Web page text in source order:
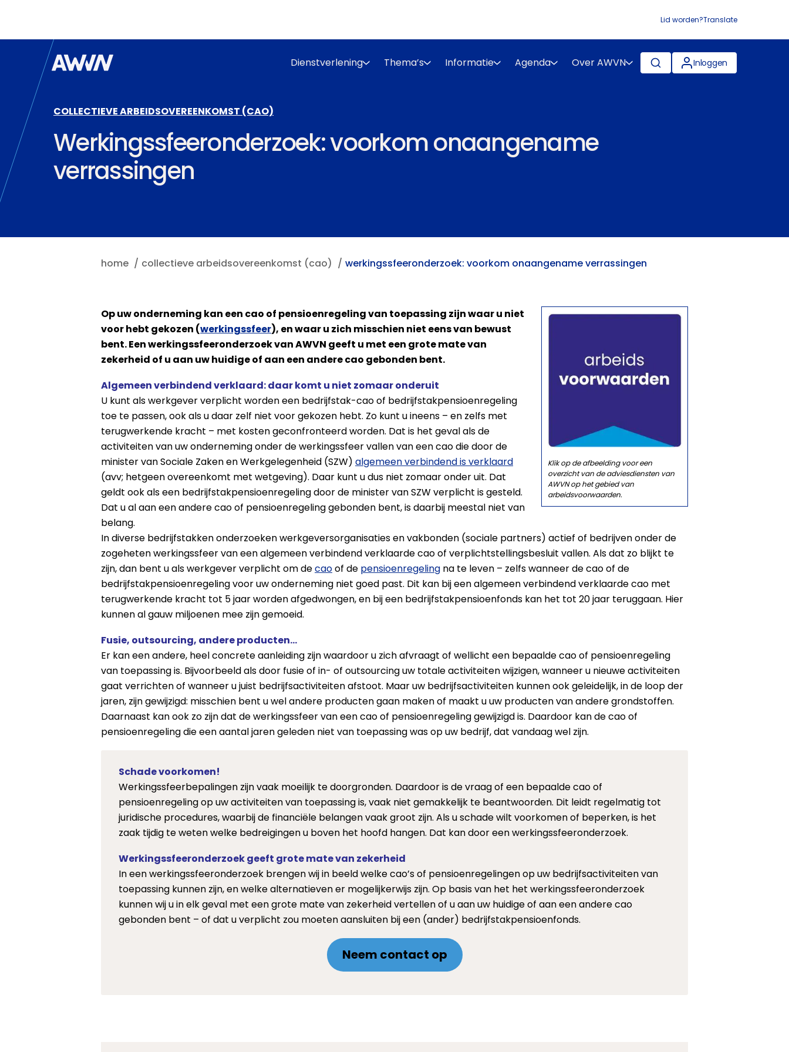
Lid worden?Translate
Dienstverlening Thema’s Informatie Agenda Over AWVN Inloggen
COLLECTIEVE ARBEIDSOVEREENKOMST (CAO)
Werkingssfeeronderzoek: voorkom onaangename
verrassingen
home collectieve arbeidsovereenkomst (cao) werkingssfeeronderzoek: voorkom onaangename verrassingen
Klik op de afbeelding voor een
overzicht van de adviesdiensten van
AWVN op het gebied van
arbeidsvoorwaarden.
Op uw onderneming kan een cao of pensioenregeling van toepassing zijn waar u niet
voor hebt gekozen (werkingssfeer), en waar u zich misschien niet eens van bewust
bent. Een werkingssfeeronderzoek van AWVN geeft u met een grote mate van
zekerheid of u aan uw huidige of aan een andere cao gebonden bent.
Algemeen verbindend verklaard: daar komt u niet zomaar onderuit
U kunt als werkgever verplicht worden een bedrijfstak-cao of bedrijfstakpensioenregeling
toe te passen, ook als u daar zelf niet voor gekozen hebt. Zo kunt u ineens – en zelfs met
terugwerkende kracht – met kosten geconfronteerd worden. Dat is het geval als de
activiteiten van uw onderneming onder de werkingssfeer vallen van een cao die door de
minister van Sociale Zaken en Werkgelegenheid (SZW) algemeen verbindend is verklaard
(avv; hetgeen overeenkomt met wetgeving). Daar kunt u dus niet zomaar onder uit. Dat
geldt ook als een bedrijfstakpensioenregeling door de minister van SZW verplicht is gesteld.
Dat u al aan een andere cao of pensioenregeling gebonden bent, is daarbij meestal niet van
belang.
In diverse bedrijfstakken onderzoeken werkgeversorganisaties en vakbonden (sociale partners) actief of bedrijven onder de
zogeheten werkingssfeer van een algemeen verbindend verklaarde cao of verplichtstellingsbesluit vallen. Als dat zo blijkt te
zijn, dan bent u als werkgever verplicht om decaoof de pensioenregeling na te leven – zelfs wanneer de cao of de
bedrijfstakpensioenregeling voor uw onderneming niet goed past. Dit kan bij een algemeen verbindend verklaarde cao met
terugwerkende kracht tot 5 jaar worden afgedwongen, en bij een bedrijfstakpensioenfonds kan het tot 20 jaar teruggaan. Hier
kunnen al gauw miljoenen mee zijn gemoeid.
Fusie, outsourcing, andere producten…
Er kan een andere, heel concrete aanleiding zijn waardoor u zich afvraagt of wellicht een bepaalde cao of pensioenregeling
van toepassing is. Bijvoorbeeld als door fusie of in- of outsourcing uw totale activiteiten wijzigen, wanneer u nieuwe activiteiten
gaat verrichten of wanneer u juist bedrijfsactiviteiten afstoot. Maar uw bedrijfsactiviteiten kunnen ook geleidelijk, in de loop der
jaren, zijn gewijzigd: misschien bent u wel andere producten gaan maken of maakt u uw producten van andere grondstoffen.
Daarnaast kan ook zo zijn dat de werkingssfeer van een cao of pensioenregeling gewijzigd is. Daardoor kan de cao of
pensioenregeling die een aantal jaren geleden niet van toepassing was op uw bedrijf, dat vandaag wel zijn.
Schade voorkomen!
Werkingssfeerbepalingen zijn vaak moeilijk te doorgronden. Daardoor is de vraag of een bepaalde cao of
pensioenregeling op uw activiteiten van toepassing is, vaak niet gemakkelijk te beantwoorden. Dit leidt regelmatig tot
juridische procedures, waarbij de financiële belangen vaak groot zijn. Als u schade wilt voorkomen of beperken, is het
zaak tijdig te weten welke bedreigingen u boven het hoofd hangen. Dat kan door een werkingssfeeronderzoek.
Werkingssfeeronderzoek geeft grote mate van zekerheid
In een werkingssfeeronderzoek brengen wij in beeld welke cao’s of pensioenregelingen op uw bedrijfsactiviteiten van
toepassing kunnen zijn, en welke alternatieven er mogelijkerwijs zijn. Op basis van het het werkingssfeeronderzoek
kunnen wij u in elk geval met een grote mate van zekerheid vertellen of u aan uw huidige of aan een andere cao
gebonden bent – of dat u verplicht zou moeten aansluiten bij een (ander) bedrijfstakpensioenfonds.
Neem contact op